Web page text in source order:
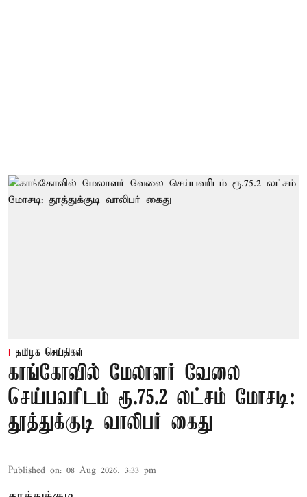
தமிழக செய்திகள்
காங்கோவில் மேலாளர் வேலை
செய்பவரிடம் ரூ.75.2 லட்சம் மோசடி:
தூத்துக்குடி வாலிபர் கைது
Published on: 08 Aug 2026, 3:33 pm